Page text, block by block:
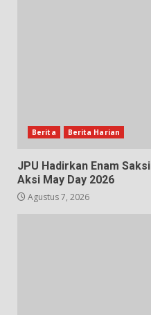
Berita Berita Harian
JPU Hadirkan Enam
Aksi May Day 2026
Agustus 7, 2026